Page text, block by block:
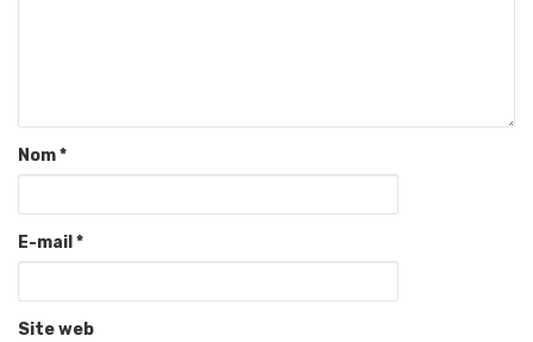
Nom*
E-mail *
Site web